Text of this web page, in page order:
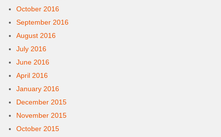
October 2016
September 2016
August 2016
July 2016
June 2016
April 2016
January 2016
December 2015
November 2015
October 2015